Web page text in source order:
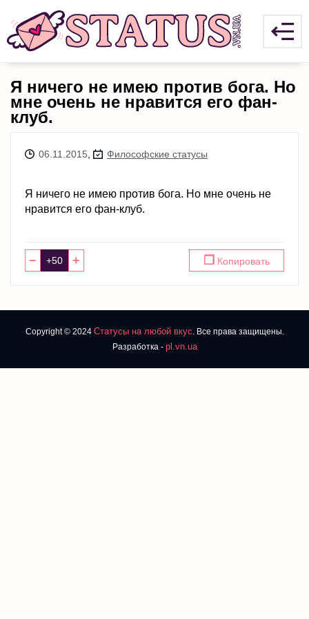
Я ничего не имею против бога. Но
мне очень не нравится его фан-
клуб.
06.11.2015 Философские статусы
Я ничего не имею против бога. Но мне очень не
нравится его фан-клуб.
− + ❐ Копировать
Copyright © 2024 Статусы на любой вкус. Все права защищены.
Разработка - pl.vn.ua